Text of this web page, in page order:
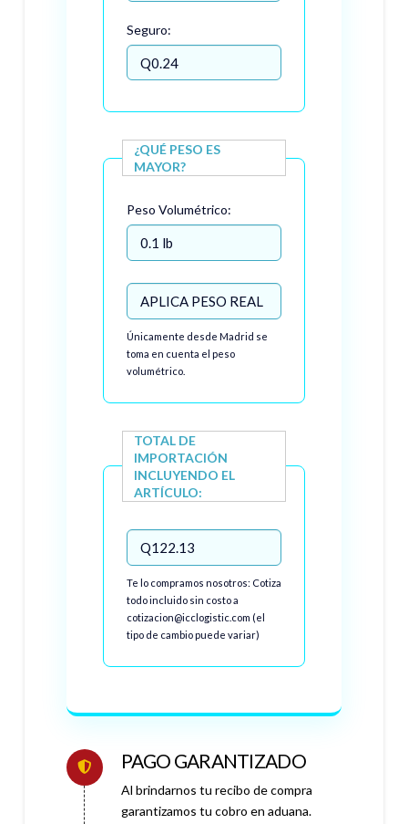
Seguro:
¿QUÉ PESO ES
MAYOR?
Peso Volumétrico:
Únicamente desde Madrid se
toma en cuenta el peso
volumétrico.
TOTAL DE
IMPORTACIÓN
INCLUYENDO EL
ARTÍCULO:
Te lo compramos nosotros: Cotiza
todo incluido sin costo a
cotizacion@icclogistic.com (el
tipo de cambio puede variar)
PAGO GARANTIZADO
Al brindarnos tu recibo de compra
garantizamos tu cobro en aduana.